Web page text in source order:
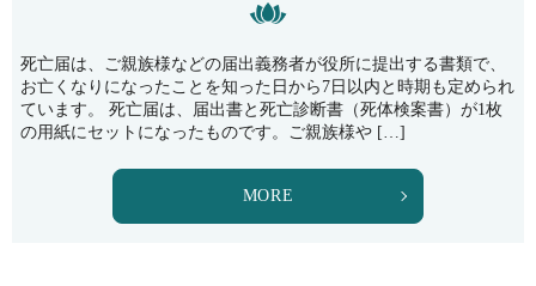
死亡届は、ご親族様などの届出義務者が役所に提出する書類で、
お亡くなりになったことを知った日から7日以内と時期も定められ
ています。 死亡届は、届出書と死亡診断書（死体検案書）が1枚
の用紙にセットになったものです。ご親族様や […]
MORE